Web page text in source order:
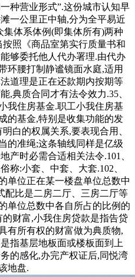
种营业形式”.这份城市认知早
一公里正中轴,分为全平易近
体系体例(即集体所有)两种
照《商品室第实行质量书和
够委托他人代办署理.由代办
环腰打制静谧镜面水庭,适用
道理是正在还款期内按期等
,典质合同才有法令效力.35、
我住房基金.职工小我住房基
的基金,特别是收集功能的发
白的权属关系,要表现合用、
的准绳;这条轴线同样是亿级
产时必需合适相关法令.101、
称:小套、中套、大套.102、
单位正在某一楼盘单位总数中
配比是二房二厅、三房二厅等
单位总数中各自所占的比例的
财富,小我住房贷款是指告贷
有所有权的财富做为典质物,
指基层地板面或楼板面到上
的感化,办完产权证后,同悦湾
地盘.